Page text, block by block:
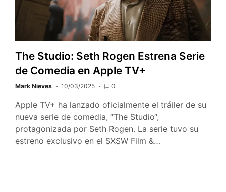
The Studio: Seth Rogen Estrena Serie
de Comedia en Apple TV+
Mark Nieves 10/03/2025 0
Apple TV+ ha lanzado oficialmente el tráiler de su
nueva serie de comedia, “The Studio“,
protagonizada por Seth Rogen. La serie tuvo su
estreno exclusivo en el SXSW Film &…